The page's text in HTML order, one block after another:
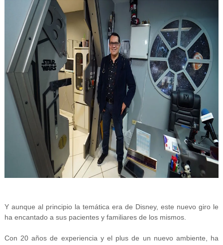
Y aunque al principio la temática era de Disney, este nuevo giro le
ha encantado a sus pacientes y familiares de los mismos.
Con 20 años de experiencia y el plus de un nuevo ambiente, ha